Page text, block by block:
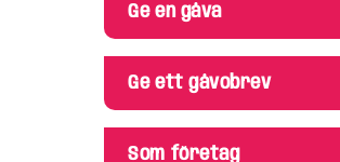
Ge en gåva
Ge ett gåvobrev
Som företag